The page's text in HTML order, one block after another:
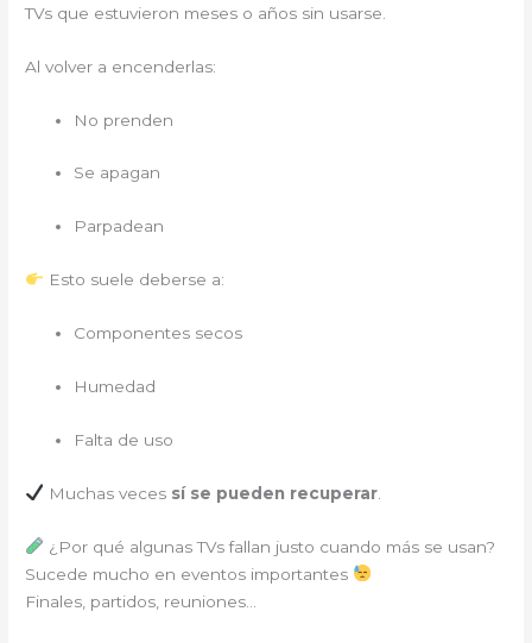
TVs que estuvieron meses o años sin usarse.
Al volver a encenderlas:
No prenden
Se apagan
Parpadean
Esto suele deberse a:
Componentes secos
Humedad
Falta de uso
Muchas veces sí se pueden recuperar.
¿Por qué algunas TVs fallan justo cuando más se usan?
Sucede mucho en eventos importantes
Finales, partidos, reuniones…